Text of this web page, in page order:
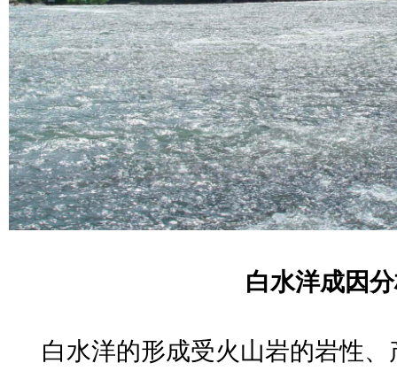
白水洋成因
白水洋的形成受火山岩的岩性